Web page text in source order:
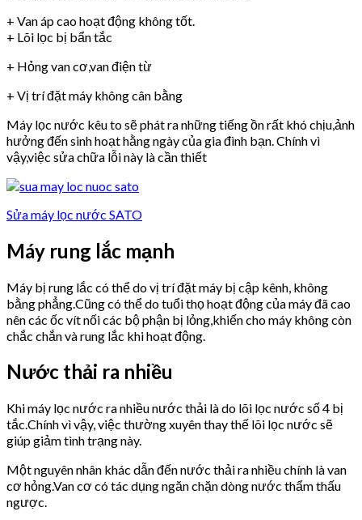
+ Van áp cao hoạt động không tốt.
+ Lõi lọc bị bẩn tắc
+ Hỏng van cơ,van điện từ
+ Vị trí đặt máy không cân bằng
Máy lọc nước kêu to sẽ phát ra những tiếng ồn rất khó chịu,ảnh
hưởng đến sinh hoạt hằng ngày của gia đình bạn. Chính vì
vậy,việc sửa chữa lỗi này là cần thiết
Sửa máy lọc nước SATO
Máy rung lắc mạnh
Máy bị rung lắc có thể do vị trí đặt máy bị cập kênh, không
bằng phẳng.Cũng có thể do tuổi thọ hoạt động của máy đã cao
nên các ốc vít nối các bộ phận bị lỏng,khiến cho máy không còn
chắc chắn và rung lắc khi hoạt động.
Nước thải ra nhiều
Khi máy lọc nước ra nhiều nước thải là do lõi lọc nước số 4 bị
tắc.Chính vì vậy, việc thường xuyên thay thế lõi lọc nước sẽ
giúp giảm tình trạng này.
Một nguyên nhân khác dẫn đến nước thải ra nhiều chính là van
cơ hỏng.Van cơ có tác dụng ngăn chặn dòng nước thẩm thấu
ngược.